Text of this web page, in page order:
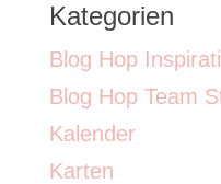
Kategorien
Blog Hop
Blog Hop Team
Kalender
Karten